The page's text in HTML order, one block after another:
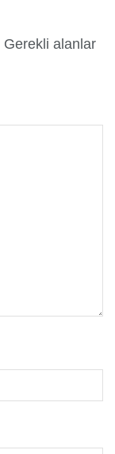
Gerekli alanlar